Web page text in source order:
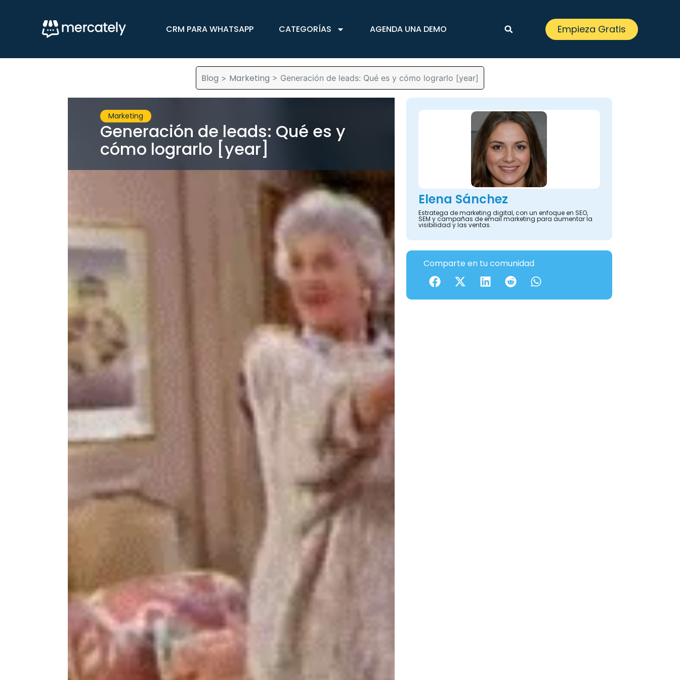
CRM PARA WHATSAPP CATEGORÍAS AGENDA UNA DEMO Empieza Gratis
Blog > Marketing > Generación de leads: Qué es y cómo lograrlo [year]
Marketing
Generación de leads: Qué es y
cómo lograrlo [year]
Elena Sánchez
Estratega de marketing digital, con un enfoque en SEO,
SEM y campañas de email marketing para aumentar la
visibilidad y las ventas.
Comparte en tu comunidad